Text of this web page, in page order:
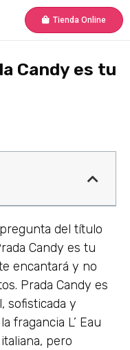
Tienda Online
Candy es tu
del título
Candy es tu
encantará y no
Prada Candy es
sofisticada y
fragancia L’ Eau
pero